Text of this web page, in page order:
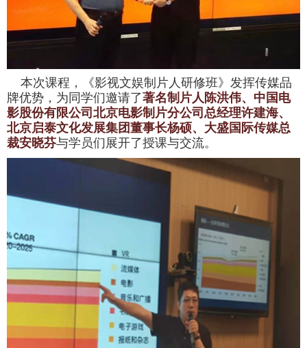
本次课程，《影视文娱制片人研修班》发挥传媒品
牌优势，为同学们邀请了著名制片人陈洪伟、中国电
影股份有限公司北京电影制片分公司总经理许建海、
北京启泰文化发展集团董事长杨硕、大盛国际传媒总
裁安晓芬与学员们展开了授课与交流。